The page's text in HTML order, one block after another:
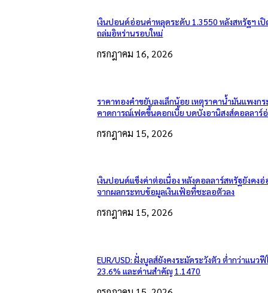
เงินปอนด์อ่อนค่าหลุดระดับ 1.3550 หลังสหรัฐฯ เ
ถล่มอิหร่านรอบใหม่
กรกฎาคม 16, 2026
ราคาทองคำขยับลงเล็กน้อย เหตุราคาน้ำมันแพงก
คาดการณ์เฟดขึ้นดอกเบี้ย บดบังอานิสงส์ดอลลาร์
กรกฎาคม 15, 2026
เงินปอนด์แข็งค่าต่อเนื่อง หลังดอลลาร์สหรัฐยังคง
จากผลกระทบข้อมูลเงินเฟ้อที่ชะลอตัวลง
กรกฎาคม 15, 2026
EUR/USD: ฝั่งบูลส์ยังคงระมัดระวังตัว ต่ำกว่าแนว
23.6% และด่านสำคัญ 1.1470